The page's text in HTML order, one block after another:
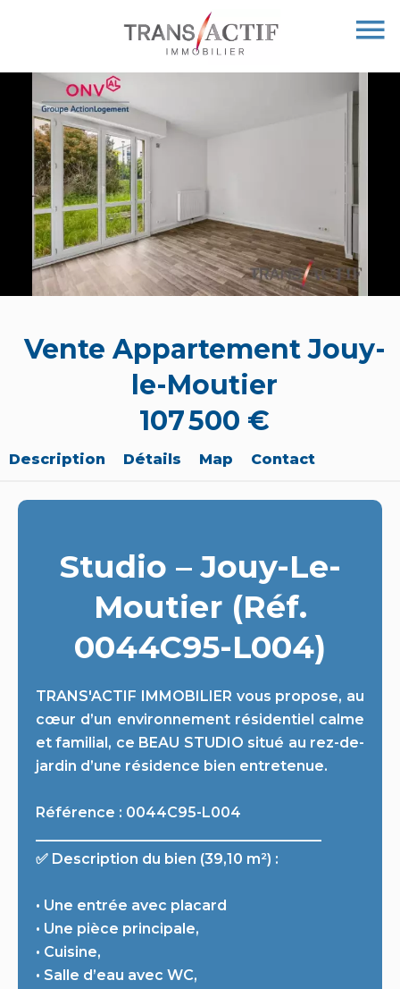
Vente Appartement Jouy-
le-Moutier
107 500 €
Description Détails Map Contact
Studio – Jouy-Le-
Moutier (Réf.
0044C95-L004)
TRANS'ACTIF IMMOBILIER vous propose, au
cœur d’un environnement résidentiel calme
et familial, ce BEAU STUDIO situé au rez-de-
jardin d’une résidence bien entretenue.
Référence : 0044C95-L004
________________________________________
✅ Description du bien (39,10 m²) :
• Une entrée avec placard
• Une pièce principale,
• Cuisine,
• Salle d’eau avec WC,